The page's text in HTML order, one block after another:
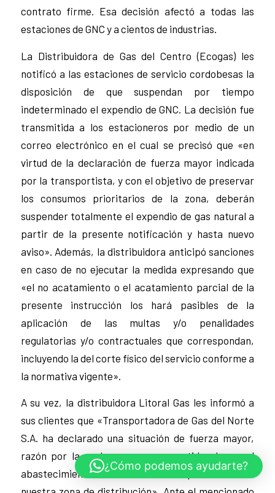
contrato firme. Esa decisión afectó a todas las
estaciones de GNC y a cientos de industrias.
La Distribuidora de Gas del Centro (Ecogas) les
notificó a las estaciones de servicio cordobesas la
disposición de que suspendan por tiempo
indeterminado el expendio de GNC. La decisión fue
transmitida a los estacioneros por medio de un
correo electrónico en el cual se precisó que «en
virtud de la declaración de fuerza mayor indicada
por la transportista, y con el objetivo de preservar
los consumos prioritarios de la zona, deberán
suspender totalmente el expendio de gas natural a
partir de la presente notificación y hasta nuevo
aviso». Además, la distribuidora anticipó sanciones
en caso de no ejecutar la medida expresando que
«el no acatamiento o el acatamiento parcial de la
presente instrucción los hará pasibles de la
aplicación de las multas y/o penalidades
regulatorias y/o contractuales que correspondan,
incluyendo la del corte físico del servicio conforme a
la normativa vigente».
A su vez, la distribuidora Litoral Gas les informó a
sus clientes que «Transportadora de Gas del Norte
S.A. ha declarado una situación de fuerza mayor,
razón por la cual se ve comprometido el normal
abastecimiento de la demanda prioritaria en
¿Cómo podemos ayudarte?